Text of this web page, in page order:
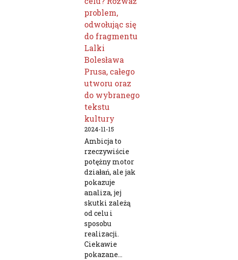
problem,
odwołując się
do fragmentu
Lalki
Bolesława
Prusa, całego
utworu oraz
do wybranego
tekstu
kultury
2024-11-15
Ambicja to
rzeczywiście
potężny motor
działań, ale jak
pokazuje
analiza, jej
skutki zależą
od celu i
sposobu
realizacji.
Ciekawie
pokazane…